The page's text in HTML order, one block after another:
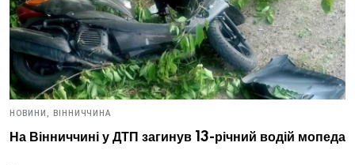
НОВИНИ, ВІННИЧЧИНА
На Вінниччині у ДТП загинув 13-річний водій мопеда